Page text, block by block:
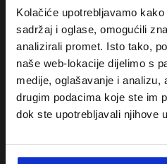
Kolačiće upotrebljavamo
sadržaj i oglase, omogućili
analizirali promet. Isto tako,
naše web-lokacije dijelimo s
medije, oglašavanje i analizu,
drugim podacima koje ste im
dok ste upotrebljavali njihove